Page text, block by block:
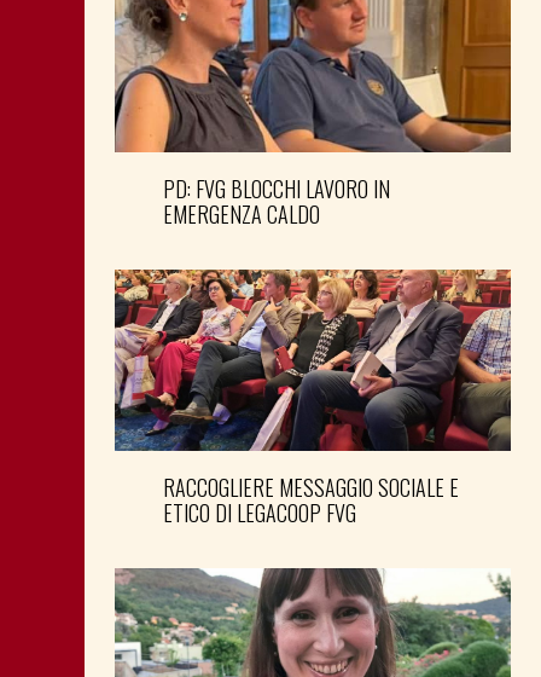
PD: FVG BLOCCHI LAVORO IN
EMERGENZA CALDO
RACCOGLIERE MESSAGGIO SOCIALE E
ETICO DI LEGACOOP FVG